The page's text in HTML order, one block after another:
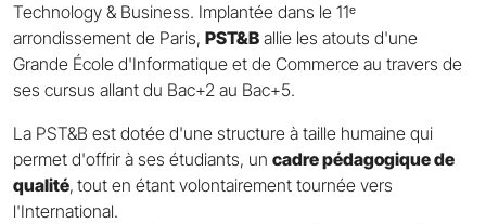
Technology & Business. Implantée dans le 11ᵉ
arrondissement de Paris, PST&B allie les atouts d'une
Grande École d'Informatique et de Commerce au travers de
ses cursus allant du Bac+2 au Bac+5.
La PST&B est dotée d'une structure à taille humaine qui
permet d'offrir à ses étudiants, un cadre pédagogique de
qualité, tout en étant volontairement tournée vers
l'International.